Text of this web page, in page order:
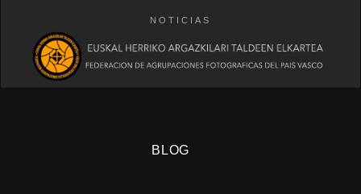
NOTICIAS
BLOG